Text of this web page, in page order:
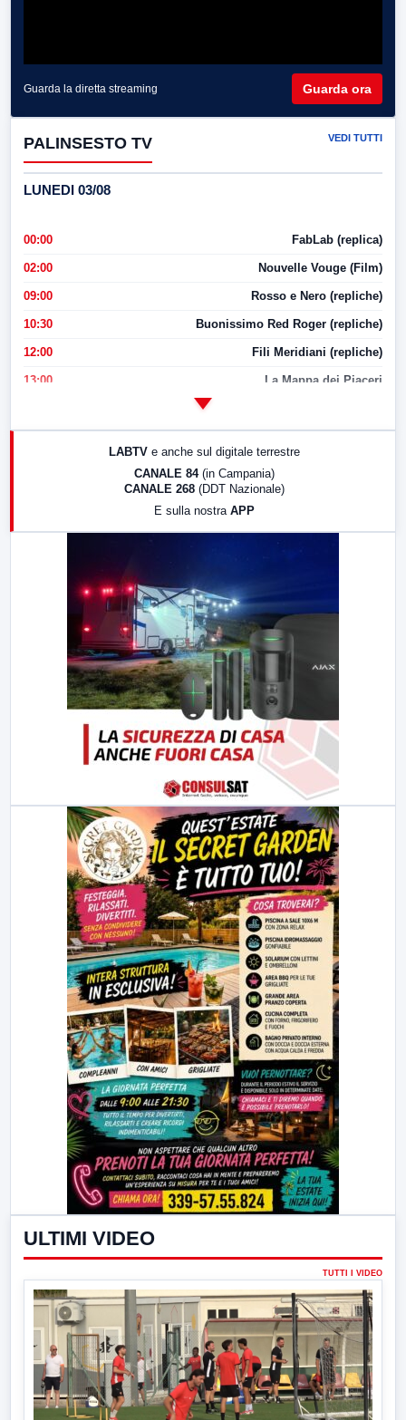
Guarda la diretta streaming Guarda ora
PALINSESTO TV VEDI TUTTI
LUNEDI 03/08
00:00 FabLab (replica)
02:00 Nouvelle Vouge (Film)
09:00 Rosso e Nero (repliche)
10:30 Buonissimo Red Roger (repliche)
12:00 Fili Meridiani (repliche)
13:00 La Mappa dei Piaceri
LABTV e anche sul digitale terrestre
CANALE 84 (in Campania)
CANALE 268 (DDT Nazionale)
E sulla nostra APP
ULTIMI VIDEO
TUTTI I VIDEO